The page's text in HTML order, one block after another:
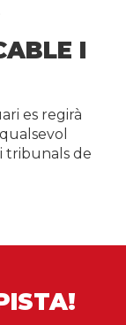
I
es regirà
tribunals de